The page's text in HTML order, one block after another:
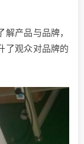
产品与品牌，
了观众对品牌的